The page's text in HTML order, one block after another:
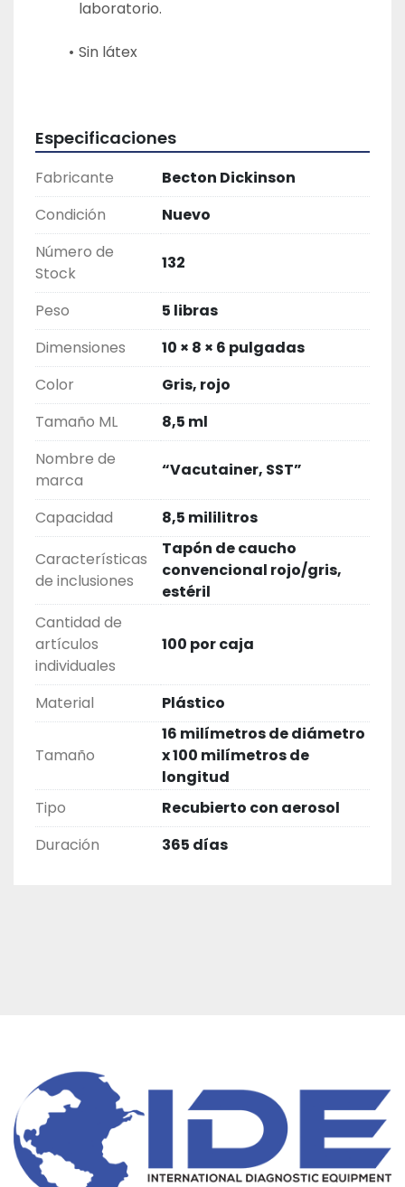
laboratorio.
Sin látex
Especificaciones
Fabricante
Becton Dickinson
Condición
Nuevo
Número de
Stock
132
Peso
5 libras
Dimensiones
10 × 8 × 6 pulgadas
Color
Gris, rojo
Tamaño ML
8,5 ml
Nombre de
marca
“Vacutainer, SST”
Capacidad
8,5 mililitros
Características
de inclusiones
Tapón de caucho
convencional rojo/gris,
estéril
Cantidad de
artículos
individuales
100 por caja
Material Plástico
Tamaño
16 milímetros de diámetro
x 100 milímetros de
longitud
Tipo
Recubierto con aerosol
Duración
365 días